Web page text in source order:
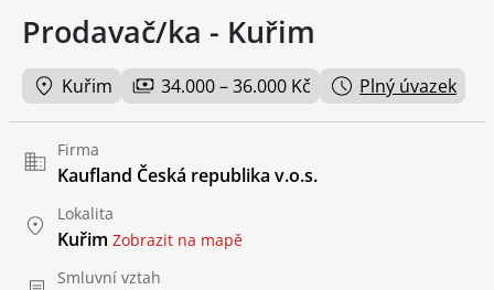
Prodavač/ka - Kuřim
Kuřim 34.000 – 36.000 Kč Plný úvazek
Firma
Kaufland Česká republika v.o.s.
Lokalita
Kuřim Zobrazit na mapě
Smluvní vztah